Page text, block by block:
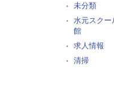
未分類
水元スクー
館
求人情報
清掃